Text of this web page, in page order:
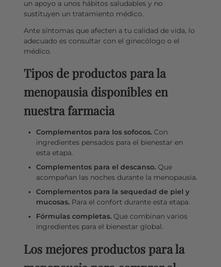
un apoyo a unos hábitos saludables y no
sustituyen un tratamiento médico.
Ante síntomas que afecten a tu calidad de vida, lo
adecuado es consultar con el ginecólogo o el
médico.
Tipos de productos para la
menopausia disponibles en
nuestra farmacia
Complementos para los sofocos.Con
ingredientes pensados para el bienestar en
esta etapa.
Complementos para el descanso.Que
acompañan las noches durante la menopausia.
Complementos para la sequedad de piel y
mucosas.Para el confort durante esta etapa.
Fórmulas completas.Que combinan varios
ingredientes para el bienestar global.
Los mejores productos para la